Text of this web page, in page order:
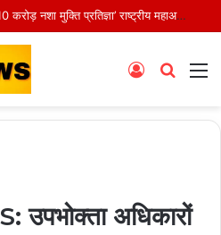
Jak snadno začít hrát na Spinboss: Kompletní průvodce krok za krokem
Search
Log
अधिकारों